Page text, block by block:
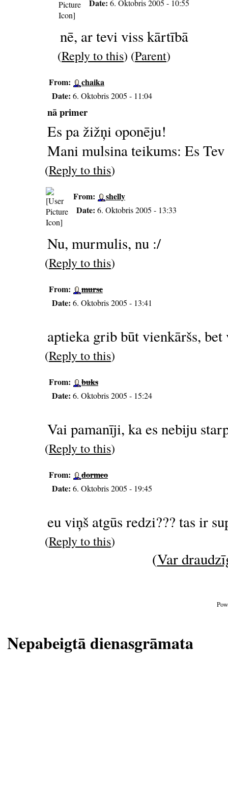
Date: 6. Oktobris 2005 - 10:55
nē, ar tevi viss kārtībā
(Reply to this) (Parent)
From:
chaika
Date: 6. Oktobris 2005 - 11:04
nā primer
Es pa žižņi oponēju!
Mani mulsina teikums: Es
(Reply to this)
From:
shelly
Date: 6. Oktobris 2005 - 13:33
Nu, murmulis, nu :/
(Reply to this)
From:
murse
Date: 6. Oktobris 2005 - 13:41
aptieka grib būt vienkāršs, bet
(Reply to this)
From:
buks
Date: 6. Oktobris 2005 - 15:24
Vai pamanīji, ka es nebiju
(Reply to this)
From:
dormeo
Date: 6. Oktobris 2005 - 19:45
eu viņš atgūs redzi??? tas ir
(Reply to this)
(Var
Nepabeigtā dienasgrāmata